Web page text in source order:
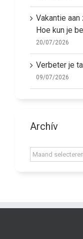
Vakantie
Hoe kun je
20/07/2026
Verbeter je
09/07/2026
Archív
Archív